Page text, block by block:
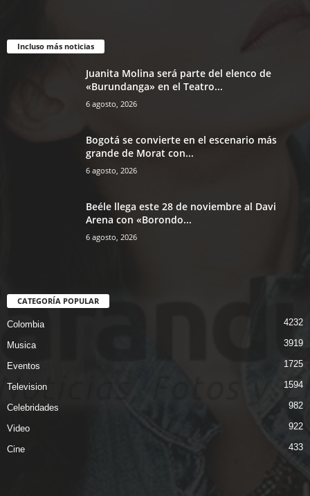
Incluso más noticias
Juanita Molina será parte del elenco de
«Burundanga» en el Teatro...
6 agosto, 2026
Bogotá se convierte en el escenario más
grande de Morat con...
6 agosto, 2026
Beéle llega este 28 de noviembre al Davi
Arena con «Borondo...
6 agosto, 2026
CATEGORÍA POPULAR
Colombia 4232
Musica 3919
Eventos 1725
Television 1594
Celebridades 982
Video 922
Cine 433